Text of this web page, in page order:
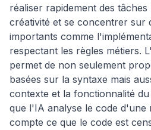
réaliser rapidement des
créativité et se concentrer sur
importants comme
respectant les règles métiers.
permet de non seulement
basées sur la syntaxe mais
contexte et la fonctionnalité du
que l'IA analyse le code d'une
compte ce que le code est